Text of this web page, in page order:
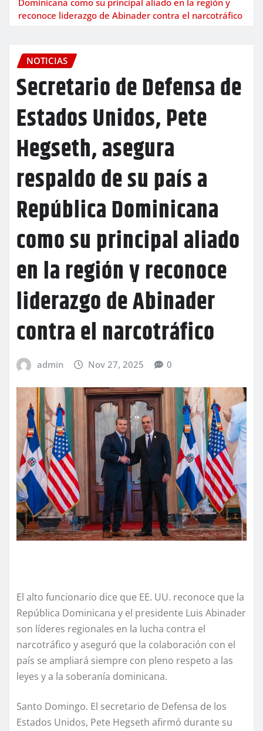
reconoce liderazgo de Abinader contra el narcotráfico
NOTICIAS
Secretario de Defensa de
Estados Unidos, Pete
Hegseth, asegura
respaldo de su país a
República Dominicana
como su principal aliado
en la región y reconoce
liderazgo de Abinader
contra el narcotráfico
admin Nov 27, 2025 0
El alto funcionario dice que EE. UU. reconoce que la
República Dominicana y el presidente Luis Abinader
son líderes regionales en la lucha contra el
narcotráfico y aseguró que la colaboración con el
país se ampliará siempre con pleno respeto a las
leyes y a la soberanía dominicana.
Santo Domingo. El secretario de Defensa de los
Estados Unidos, Pete Hegseth afirmó durante su